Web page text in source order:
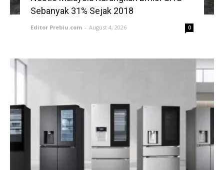
Sebanyak 31% Sejak 2018
Editor Prebiu.com - August 4, 2026 0